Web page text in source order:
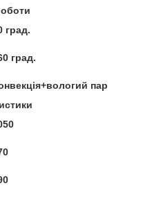
град.
град.
пар